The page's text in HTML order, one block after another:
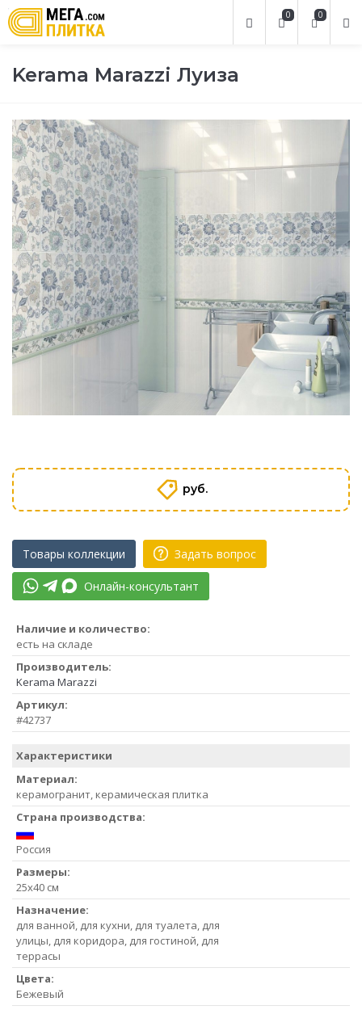
0
0
Kerama Marazzi Луиза
руб.
Товары коллекции Задать вопрос
Онлайн-консультант
Наличие и количество:
есть на складе
Производитель:
Kerama Marazzi
Артикул:
#42737
Характеристики
Материал:
керамогранит, керамическая плитка
Страна производства:
Россия
Размеры:
25x40 см
Назначение:
для ванной, для кухни, для туалета, для
улицы, для коридора, для гостиной, для
террасы
Цвета:
Бежевый